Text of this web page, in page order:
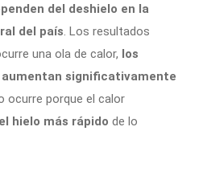
del deshielo en la
del país. Los resultados
una ola de calor, los
significativamente
ocurre porque el calor
hielo más rápido de lo